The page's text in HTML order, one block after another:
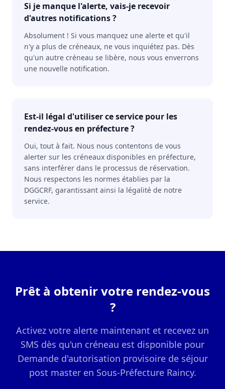
Si je manque l'alerte, vais-je recevoir
d'autres notifications ?
Absolument ! Si vous manquez une alerte et qu'il
n'y a plus de créneaux, ne vous inquiétez pas. Dès
qu'un autre créneau se libère, nous vous enverrons
une nouvelle notification.
Est-il légal d'utiliser ce service pour les
rendez-vous en préfecture ?
Oui, tout à fait. Nous nous contentons de vous
alerter sur les créneaux disponibles en préfecture,
sans interférer dans le processus de réservation.
Nous respectons les normes établies par la
DGGCRF, garantissant ainsi la légalité de notre
service.
Prêt à obtenir votre rendez-vous
?
Activez votre alerte maintenant et recevez un
SMS dès qu'un créneau est disponible pour
Demande d'autorisation provisoire de séjour
post master en Sous-Préfecture Raincy.